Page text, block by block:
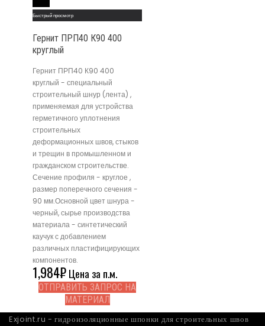
Быстрый просмотр
Гернит ПРП40 К90 400
круглый
Гернит ПРП40 К90 400
круглый - специальный
строительный шнур (лента) ,
применяемая для устройства
герметичного уплотнения
строительных
деформационных швов, стыков
и трещин в промышленном и
гражданском строительстве.
Сечение профиля - круглое ,
размер поперечного сечения -
90 мм.Основной цвет шнура -
черный, сырье производства
материала - синтетический
каучук с добавлением
различных пластифицирующих
компонентов.
1,984₽Цена за п.м.
ОТПРАВИТЬ ЗАПРОС НА
МАТЕРИАЛ
Exjoint.ru - гидроизоляционные шпонки для строительных швов